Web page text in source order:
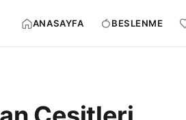
ANASAYFA BESLENME